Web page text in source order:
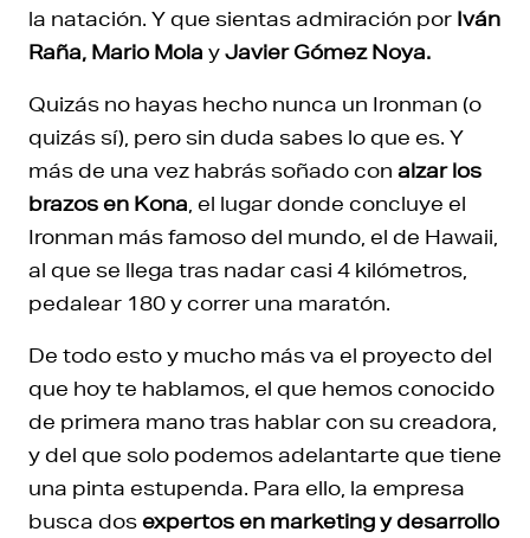
la natación. Y que sientas admiración por Iván
Raña, Mario Mola yJavier Gómez Noya.
Quizás no hayas hecho nunca un Ironman (o
quizás sí), pero sin duda sabes lo que es. Y
más de una vez habrás soñado con alzar los
brazos en Kona, el lugar donde concluye el
Ironman más famoso del mundo, el de Hawaii,
al que se llega tras nadar casi 4 kilómetros,
pedalear 180 y correr una maratón.
De todo esto y mucho más va el proyecto del
que hoy te hablamos, el que hemos conocido
de primera mano tras hablar con su creadora,
y del que solo podemos adelantarte que tiene
una pinta estupenda. Para ello, la empresa
busca dosexpertos en marketing y desarrollo